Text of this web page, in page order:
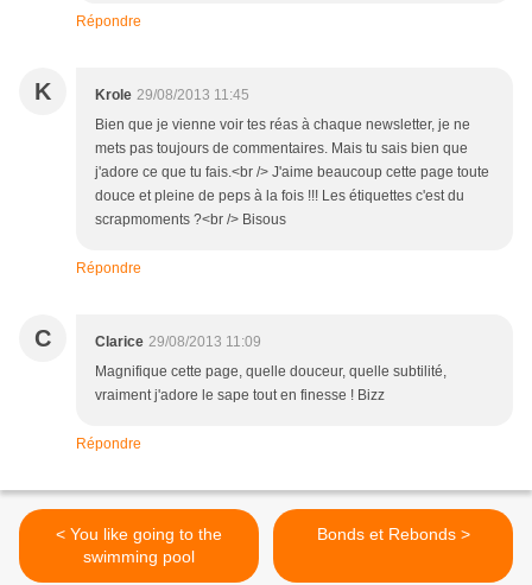
Répondre
K Krole 29/08/2013 11:45
Bien que je vienne voir tes réas à chaque newsletter, je ne
mets pas toujours de commentaires. Mais tu sais bien que
j'adore ce que tu fais.<br /> J'aime beaucoup cette page toute
douce et pleine de peps à la fois !!! Les étiquettes c'est du
scrapmoments ?<br /> Bisous
Répondre
C Clarice 29/08/2013 11:09
Magnifique cette page, quelle douceur, quelle subtilité,
vraiment j'adore le sape tout en finesse ! Bizz
Répondre
< You like going to the
swimming pool
Bonds et Rebonds >